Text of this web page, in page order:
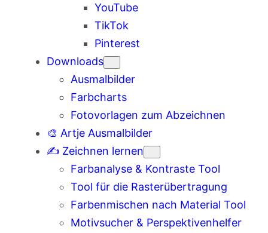
YouTube
TikTok
Pinterest
Downloads
Ausmalbilder
Farbcharts
Fotovorlagen zum Abzeichnen
🎨 Artje Ausmalbilder
✍️ Zeichnen lernen
Farbanalyse & Kontraste Tool
Tool für die Rasterübertragung
Farbenmischen nach Material Tool
Motivsucher & Perspektivenhelfer